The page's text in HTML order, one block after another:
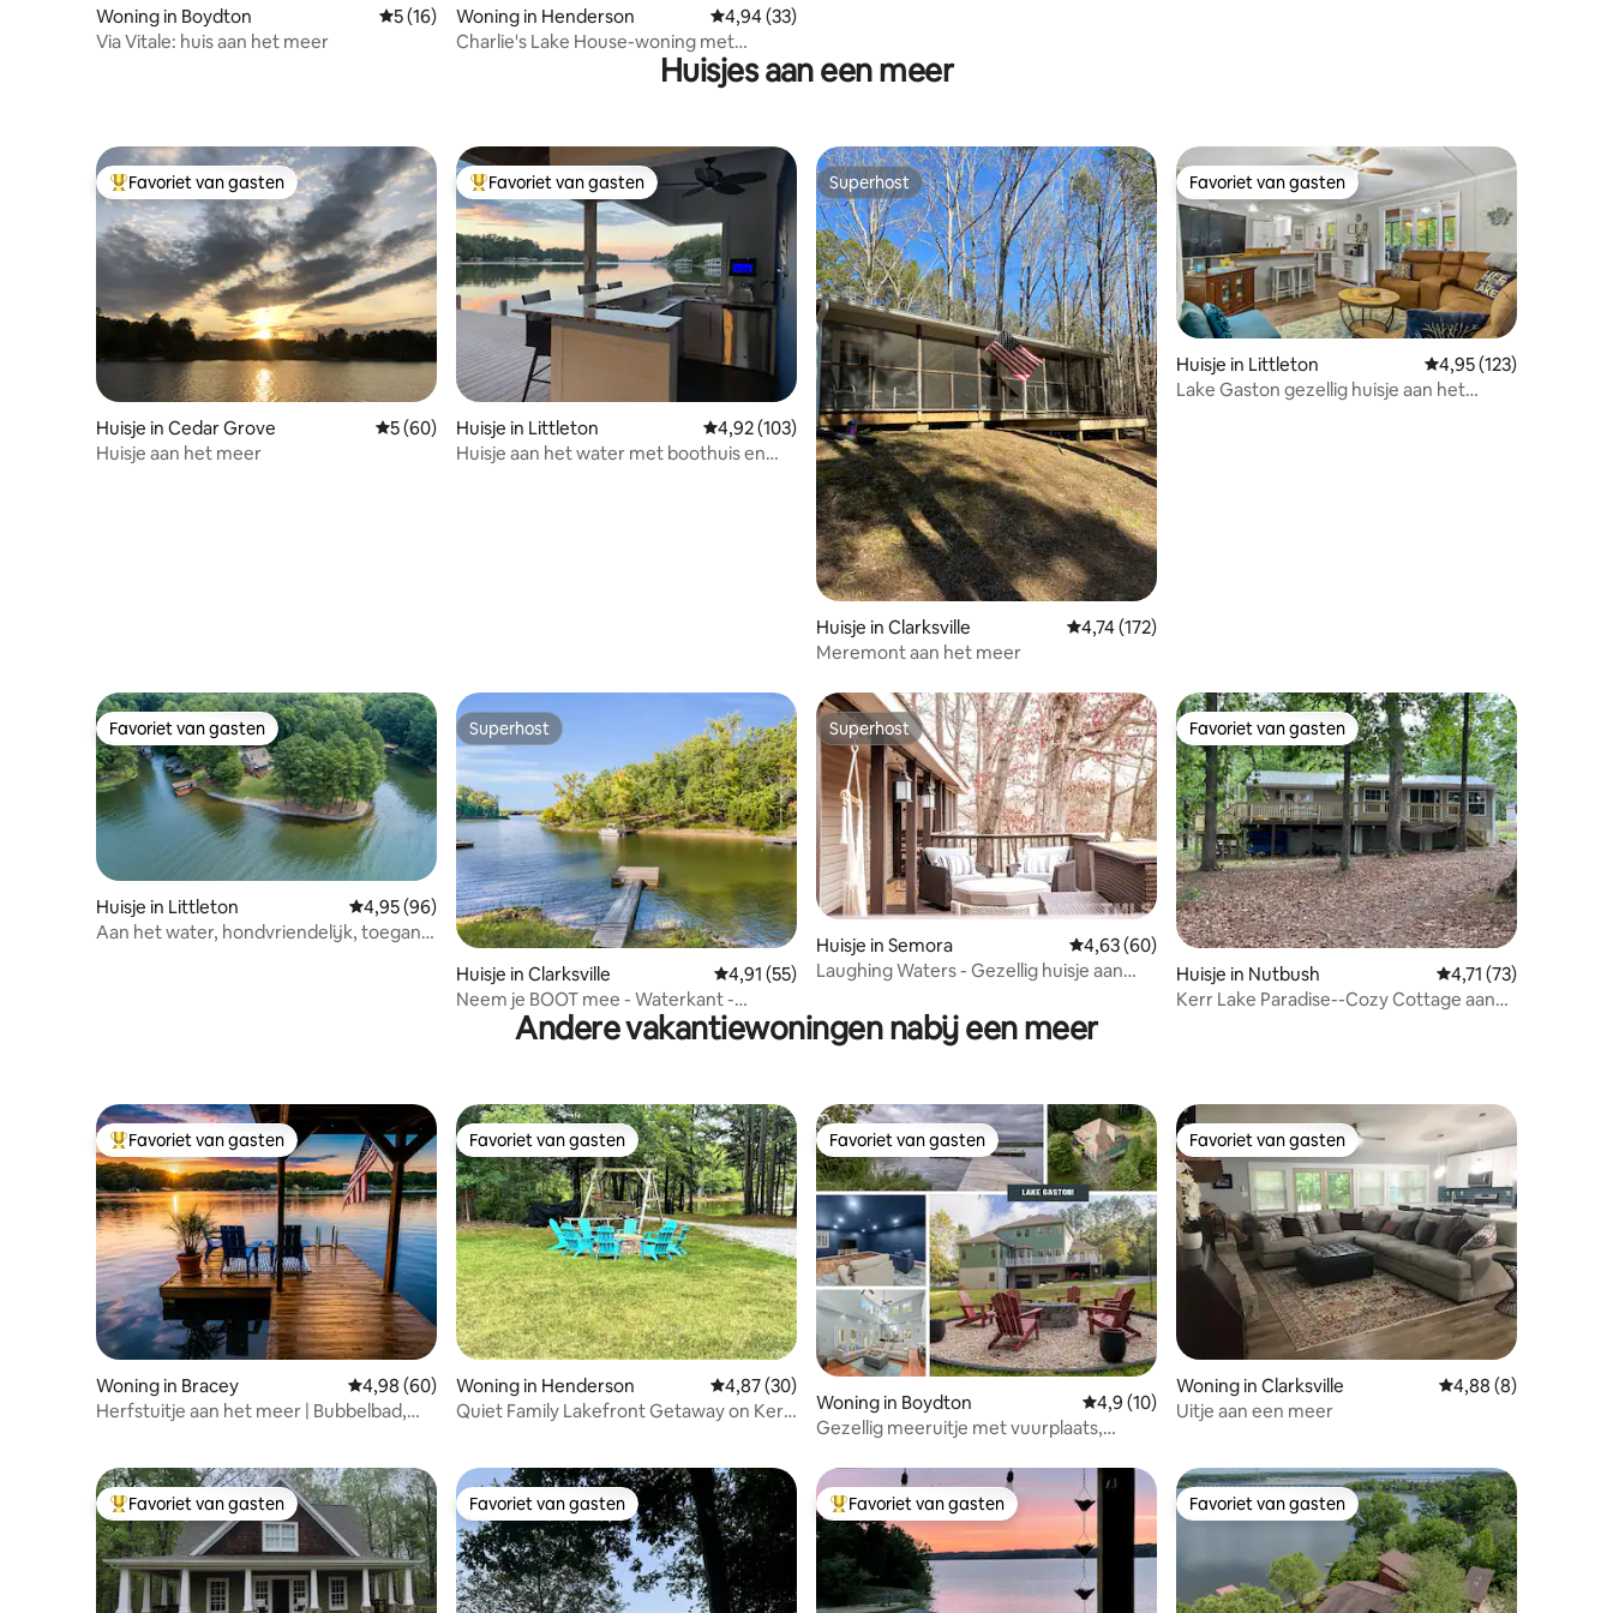
Woning in Boydton Gemiddelde beoordeling van 5 uit 5, 16 recensies
5 (16)
Via Vitale: huis aan het meer
Woning in Henderson Gemiddelde beoordeling van 4,94 uit 5, 33 recensies
4,94 (33)
Charlie's Lake House-woning met
aanlegsteiger aan Kerr LakeHuisjes aan een meer
Topfavoriet van gasten
Favoriet van gasten
Huisje in Cedar Grove Gemiddelde beoordeling van 5 uit 5, 60 recensies
5 (60)
Huisje aan het meer
Topfavoriet van gasten
Favoriet van gasten
Huisje in Littleton Gemiddelde beoordeling van 4,92 uit 5, 103 recensies
4,92 (103)
Huisje aan het water met boothuis en
Superhost
Superhost
Huisje in Clarksville Gemiddelde beoordeling van 4,74 uit 5, 172 recensies
4,74 (172)
Meremont aan het meer
Favoriet van gasten
Favoriet van gasten
Huisje in Littleton Gemiddelde
4,95 (123)
Lake Gaston gezellig huisje aan het
Favoriet van gasten
Favoriet van gasten
Huisje in Littleton Gemiddelde beoordeling van 4,95 uit 5, 96 recensies
4,95 (96)
Aan het water, hondvriendelijk, toegang
Superhost
Superhost
Huisje in Clarksville Gemiddelde beoordeling van 4,91 uit 5, 55 recensies
4,91 (55)
Neem je BOOT mee - Waterkant -
Privédok - Speelkamer
Superhost
Superhost
Huisje in Semora Gemiddelde beoordeling van 4,63 uit 5, 60 recensies
4,63 (60)
Laughing Waters - Gezellig huisje aan
Favoriet van gasten
Favoriet van gasten
Huisje in Nutbush Gemiddelde
4,71 (73)
Kerr Lake Paradise--Cozy Cottage aan
Andere vakantiewoningen nabij een meer
Topfavoriet van gasten
Favoriet van gasten
Woning in Bracey Gemiddelde beoordeling van 4,98 uit 5, 60 recensies
4,98 (60)
Herfstuitje aan het meer | Bubbelbad,
Favoriet van gasten
Favoriet van gasten
Woning in Henderson Gemiddelde beoordeling van 4,87 uit 5, 30 recensies
4,87 (30)
Quiet Family Lakefront Getaway on Kerr
Favoriet van gasten
Favoriet van gasten
Woning in Boydton Gemiddelde beoordeling van 4,9 uit 5, 10 recensies
4,9 (10)
Gezellig meeruitje met vuurplaats,
Favoriet van gasten
Favoriet van gasten
Woning in Clarksville Gemiddelde
4,88 (8)
Uitje aan een meer
Topfavoriet van gasten
Favoriet van gasten Favoriet van gasten
Favoriet van gasten Topfavoriet van gasten
Favoriet van gasten Favoriet van gasten
Favoriet van gasten